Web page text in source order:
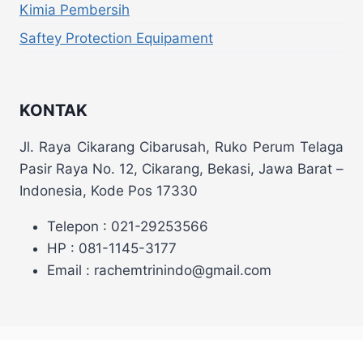
Kimia Pembersih
Saftey Protection Equipament
KONTAK
Jl. Raya Cikarang Cibarusah, Ruko Perum Telaga
Pasir Raya No. 12, Cikarang, Bekasi, Jawa Barat –
Indonesia, Kode Pos 17330
Telepon : 021-29253566
HP : 081-1145-3177
Email : rachemtrinindo@gmail.com